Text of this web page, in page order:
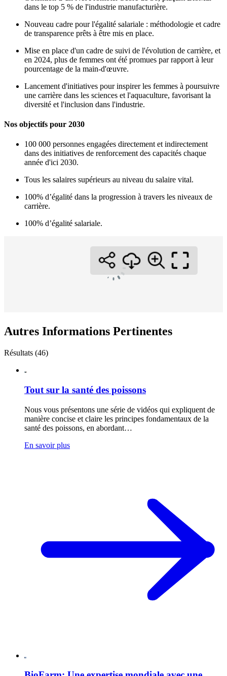
dans le top 5 % de l'industrie manufacturière.
Nouveau cadre pour l'égalité salariale : méthodologie et cadre
de transparence prêts à être mis en place.
Mise en place d'un cadre de suivi de l'évolution de carrière, et
en 2024, plus de femmes ont été promues par rapport à leur
pourcentage de la main-d'œuvre.
Lancement d'initiatives pour inspirer les femmes à poursuivre
une carrière dans les sciences et l'aquaculture, favorisant la
diversité et l'inclusion dans l'industrie.
Nos objectifs pour 2030
100 000 personnes engagées directement et indirectement
dans des initiatives de renforcement des capacités chaque
année d'ici 2030.
Tous les salaires supérieurs au niveau du salaire vital.
100% d’égalité dans la progression à travers les niveaux de
carrière.
100% d’égalité salariale.
Autres Informations Pertinentes
Résultats (46)
Tout sur la santé des poissons
Nous vous présentons une série de vidéos qui expliquent de
manière concise et claire les principes fondamentaux de la
santé des poissons, en abordant…
En savoir plus